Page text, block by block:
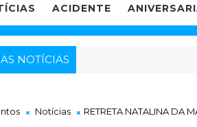
ACIDENTE
NOTÍCIAS
Notícias RETRETA NATALINA DA